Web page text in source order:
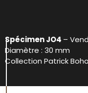
Spécimen JO4 –
Diamètre : 30 mm
Collection Patrick